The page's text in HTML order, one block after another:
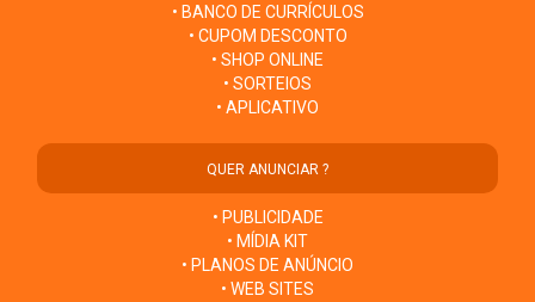
• BANCO DE CURRÍCULOS
• CUPOM DESCONTO
• SHOP ONLINE
• SORTEIOS
• APLICATIVO
QUER ANUNCIAR ?
• PUBLICIDADE
• MÍDIA KIT
• PLANOS DE ANÚNCIO
• WEB SITES